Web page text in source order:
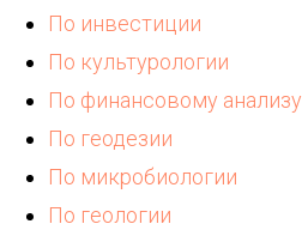
По инвестиции
По культурологии
По финансовому анализу
По геодезии
По микробиологии
По геологии